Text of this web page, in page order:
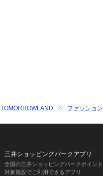
TOMORROWLAND ファッション
三井ショッピングパークアプリ
全国の三井ショッピングパークポイント
対象施設でご利用できるアプリ